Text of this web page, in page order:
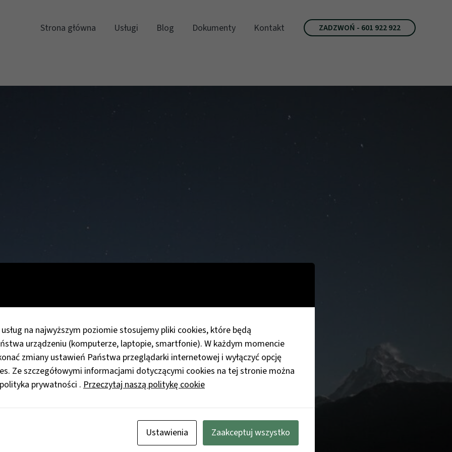
Strona główna Usługi Blog Dokumenty Kontakt ZADZWOŃ - 601 922 922
na najwyższym poziomie stosujemy pliki cookies, które będą
urządzeniu (komputerze, laptopie, smartfonie). W każdym momencie
zmiany ustawień Państwa przeglądarki internetowej i wyłączyć opcję
Ze szczegółowymi informacjami dotyczącymi cookies na tej stronie można
prywatności . Przeczytaj naszą politykę cookie
Ustawienia Zaakceptuj wszystko